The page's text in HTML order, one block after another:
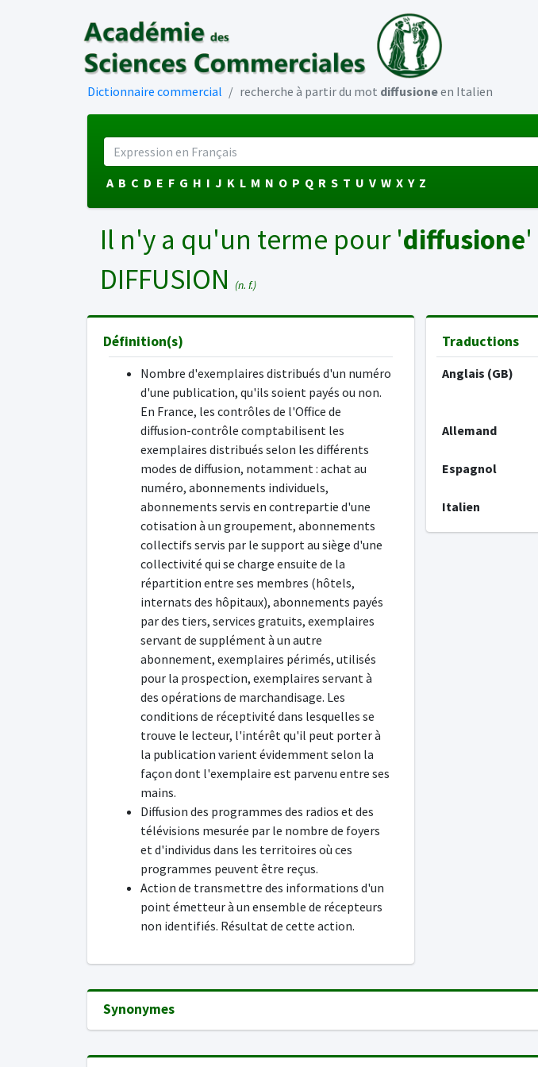
Dictionnaire commercial recherche à partir du mot diffusioneen Italien
A B C D E F G H I J K L M N O P Q R S T U V W X Y Z
Il n'y a qu'un terme pour 'diffusione'
DIFFUSION
(n. f.)
Définition(s)
Nombre d'exemplaires distribués d'un numéro
d'une publication, qu'ils soient payés ou non.
En France, les contrôles de l'Office de
diffusion-contrôle comptabilisent les
exemplaires distribués selon les différents
modes de diffusion, notamment : achat au
numéro, abonnements individuels,
abonnements servis en contrepartie d'une
cotisation à un groupement, abonnements
collectifs servis par le support au siège d'une
collectivité qui se charge ensuite de la
répartition entre ses membres (hôtels,
internats des hôpitaux), abonnements payés
par des tiers, services gratuits, exemplaires
servant de supplément à un autre
abonnement, exemplaires périmés, utilisés
pour la prospection, exemplaires servant à
des opérations de marchandisage. Les
conditions de réceptivité dans lesquelles se
trouve le lecteur, l'intérêt qu'il peut porter à
la publication varient évidemment selon la
façon dont l'exemplaire est parvenu entre ses
mains.
Diffusion des programmes des radios et des
télévisions mesurée par le nombre de foyers
et d'individus dans les territoires où ces
programmes peuvent être reçus.
Action de transmettre des informations d'un
point émetteur à un ensemble de récepteurs
non identifiés. Résultat de cette action.
Traductions
Anglais (GB)
Allemand
Espagnol
Italien
Synonymes